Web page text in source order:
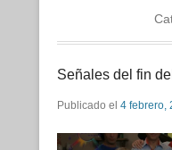
Señales del fin
Publicado el 4 febrero,